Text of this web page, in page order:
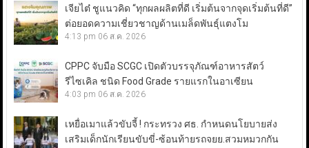
เจียไต๋ ชูแนวคิด “ทุกผลผลิตที่ดี เริ่มต้นจากจุดเริ่มต้นที่ดี”
ต่อยอดความเชี่ยวชาญด้านเมล็ดพันธุ์แตงโม
4:13 pm 06 ส.ค. 2026
CPPC จับมือ SCGC เปิดตัวบรรจุภัณฑ์อาหารสัตว์
รีไซเคิล ชนิด Food Grade รายแรกในอาเซียน
4:03 pm 06 ส.ค. 2026
เหยื่อเมาแล้วขับจี้ ! กระทรวง ศธ. กำหนดนโยบายส่ง
เสริมเด็กนักเรียนขับขี่-ซ้อนท้ายรถจยย.สวมหมวกกัน